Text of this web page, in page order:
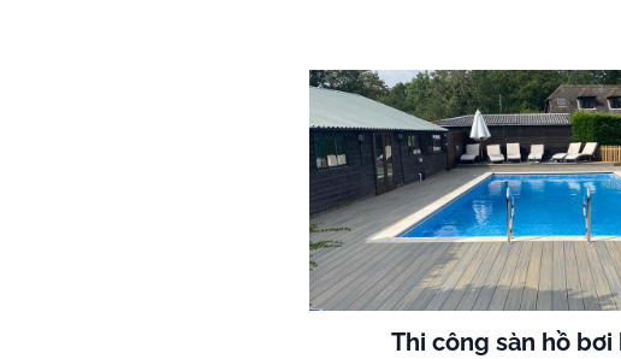
Thi công sàn hồ